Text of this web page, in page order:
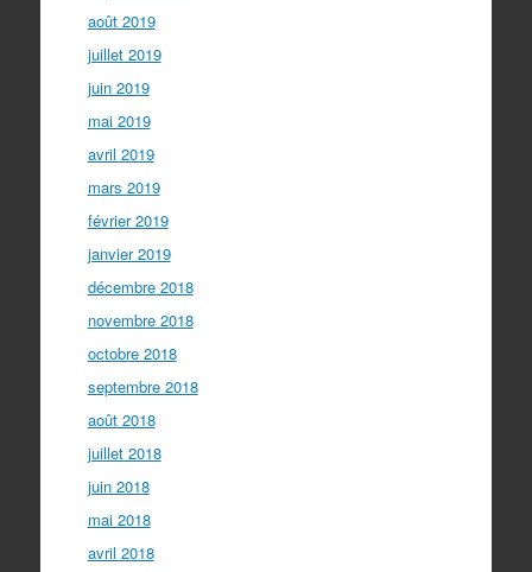
août 2019
juillet 2019
juin 2019
mai 2019
avril 2019
mars 2019
février 2019
janvier 2019
décembre 2018
novembre 2018
octobre 2018
septembre 2018
août 2018
juillet 2018
juin 2018
mai 2018
avril 2018